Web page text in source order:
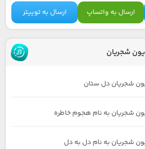
ارسال به واتساپ ارسال به توییتر
شجریان
شجریان دل ستان
شجریان به نام هجوم خاطره
شجریان به نام دل به دل